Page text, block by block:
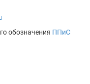
обозначения ППиС